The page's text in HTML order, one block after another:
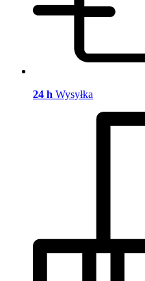
24 h Wysyłka